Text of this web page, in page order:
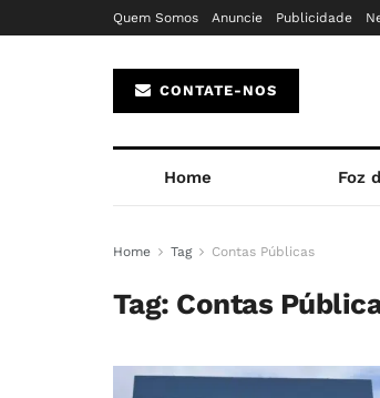
Quem Somos Anuncie Publicidade
CONTATE-NOS
Home Foz
Home Tag Contas Públicas
Tag: Contas